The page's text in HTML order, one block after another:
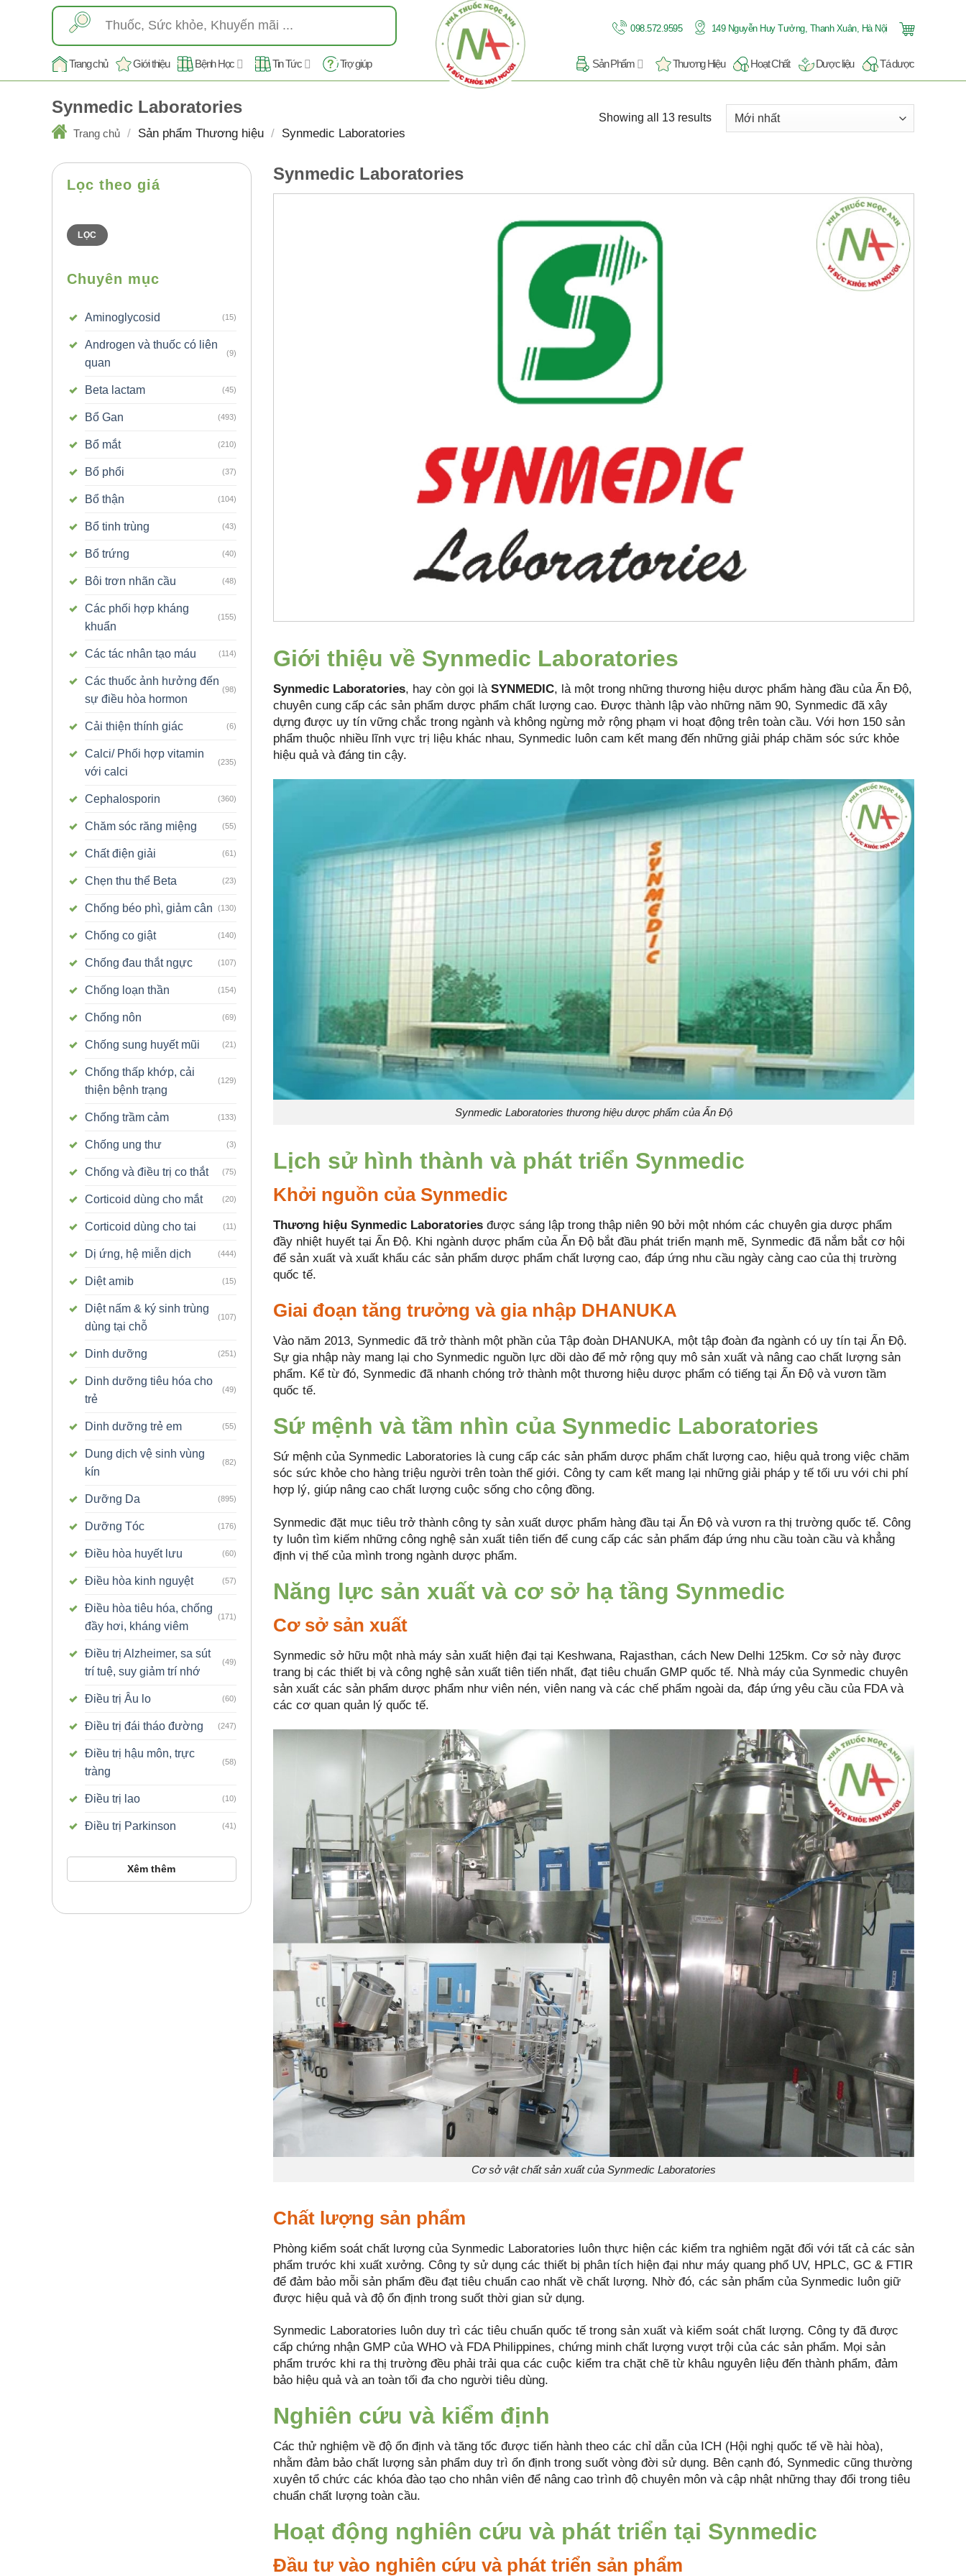
kiếm:
098.572.9595 149 Nguyễn Huy Tưởng, Thanh Xuân, Hà Nội
Trang chủ Giới thiệu Bệnh Học Tin Tức Trợ giúp Sản Phẩm Thương Hiệu Hoạt Chất Dược liệu Tá dược
Synmedic Laboratories
Trang chủ / Sản phẩm Thương hiệu / Synmedic Laboratories
Showing all 13 results
Lọc theo giá
thấp
nhất
cao
nhấtLỌC
Chuyên mục
Aminoglycosid (15)
Androgen và thuốc có liên
quan
(9)
Beta lactam (45)
Bổ Gan (493)
Bổ mắt (210)
Bổ phổi (37)
Bổ thận (104)
Bổ tinh trùng (43)
Bổ trứng (40)
Bôi trơn nhãn cầu (48)
Các phối hợp kháng
khuẩn
(155)
Các tác nhân tạo máu (114)
Các thuốc ảnh hưởng đến
sự điều hòa hormon
(98)
Cải thiện thính giác (6)
Calci/ Phối hợp vitamin
với calci
(235)
Cephalosporin (360)
Chăm sóc răng miệng (55)
Chất điện giải (61)
Chẹn thu thể Beta (23)
Chống béo phì, giảm cân (130)
Chống co giật (140)
Chống đau thắt ngực (107)
Chống loạn thần (154)
Chống nôn (69)
Chống sung huyết mũi (21)
Chống thấp khớp, cải
thiện bệnh trạng
(129)
Chống trầm cảm (133)
Chống ung thư (3)
Chống và điều trị co thắt (75)
Corticoid dùng cho mắt (20)
Corticoid dùng cho tai (11)
Dị ứng, hệ miễn dịch (444)
Diệt amib (15)
Diệt nấm & ký sinh trùng
dùng tại chỗ
(107)
Dinh dưỡng (251)
Dinh dưỡng tiêu hóa cho
trẻ
(49)
Dinh dưỡng trẻ em (55)
Dung dịch vệ sinh vùng
kín
(82)
Dưỡng Da (895)
Dưỡng Tóc (176)
Điều hòa huyết lưu (60)
Điều hòa kinh nguyệt (57)
Điều hòa tiêu hóa, chống
đầy hơi, kháng viêm
(171)
Điều trị Alzheimer, sa sút
trí tuệ, suy giảm trí nhớ
(49)
Điều trị Âu lo (60)
Điều trị đái tháo đường (247)
Điều trị hậu môn, trực
tràng
(58)
Điều trị lao (10)
Điều trị Parkinson (41)
Xêm thêm
Synmedic Laboratories
Giới thiệu về Synmedic Laboratories
Synmedic Laboratories, hay còn gọi là SYNMEDIC, là một trong những thương hiệu dược phẩm hàng đầu của Ấn Độ,
chuyên cung cấp các sản phẩm dược phẩm chất lượng cao. Được thành lập vào những năm 90, Synmedic đã xây
dựng được uy tín vững chắc trong ngành và không ngừng mở rộng phạm vi hoạt động trên toàn cầu. Với hơn 150 sản
phẩm thuộc nhiều lĩnh vực trị liệu khác nhau, Synmedic luôn cam kết mang đến những giải pháp chăm sóc sức khỏe
hiệu quả và đáng tin cậy.
Synmedic Laboratories thương hiệu dược phẩm của Ấn Độ
Lịch sử hình thành và phát triển Synmedic
Khởi nguồn của Synmedic
Thương hiệu Synmedic Laboratoriesđược sáng lập trong thập niên 90 bởi một nhóm các chuyên gia dược phẩm
đầy nhiệt huyết tại Ấn Độ. Khi ngành dược phẩm của Ấn Độ bắt đầu phát triển mạnh mẽ, Synmedic đã nắm bắt cơ hội
để sản xuất và xuất khẩu các sản phẩm dược phẩm chất lượng cao, đáp ứng nhu cầu ngày càng cao của thị trường
quốc tế.
Giai đoạn tăng trưởng và gia nhập DHANUKA
Vào năm 2013, Synmedic đã trở thành một phần của Tập đoàn DHANUKA, một tập đoàn đa ngành có uy tín tại Ấn Độ.
Sự gia nhập này mang lại cho Synmedic nguồn lực dồi dào để mở rộng quy mô sản xuất và nâng cao chất lượng sản
phẩm. Kể từ đó, Synmedic đã nhanh chóng trở thành một thương hiệu dược phẩm có tiếng tại Ấn Độ và vươn tầm
quốc tế.
Sứ mệnh và tầm nhìn của Synmedic Laboratories
Sứ mệnh của Synmedic Laboratories là cung cấp các sản phẩm dược phẩm chất lượng cao, hiệu quả trong việc chăm
sóc sức khỏe cho hàng triệu người trên toàn thế giới. Công ty cam kết mang lại những giải pháp y tế tối ưu với chi phí
hợp lý, giúp nâng cao chất lượng cuộc sống cho cộng đồng.
Synmedic đặt mục tiêu trở thành công ty sản xuất dược phẩm hàng đầu tại Ấn Độ và vươn ra thị trường quốc tế. Công
ty luôn tìm kiếm những công nghệ sản xuất tiên tiến để cung cấp các sản phẩm đáp ứng nhu cầu toàn cầu và khẳng
định vị thế của mình trong ngành dược phẩm.
Năng lực sản xuất và cơ sở hạ tầng Synmedic
Cơ sở sản xuất
Synmedic sở hữu một nhà máy sản xuất hiện đại tại Keshwana, Rajasthan, cách New Delhi 125km. Cơ sở này được
trang bị các thiết bị và công nghệ sản xuất tiên tiến nhất, đạt tiêu chuẩn GMP quốc tế. Nhà máy của Synmedic chuyên
sản xuất các sản phẩm dược phẩm như viên nén, viên nang và các chế phẩm ngoài da, đáp ứng yêu cầu của FDA và
các cơ quan quản lý quốc tế.
Cơ sở vật chất sản xuất của Synmedic Laboratories
Chất lượng sản phẩm
Phòng kiểm soát chất lượng của Synmedic Laboratories luôn thực hiện các kiểm tra nghiêm ngặt đối với tất cả các sản
phẩm trước khi xuất xưởng. Công ty sử dụng các thiết bị phân tích hiện đại như máy quang phổ UV, HPLC, GC & FTIR
để đảm bảo mỗi sản phẩm đều đạt tiêu chuẩn cao nhất về chất lượng. Nhờ đó, các sản phẩm của Synmedic luôn giữ
được hiệu quả và độ ổn định trong suốt thời gian sử dụng.
Synmedic Laboratories luôn duy trì các tiêu chuẩn quốc tế trong sản xuất và kiểm soát chất lượng. Công ty đã được
cấp chứng nhận GMP của WHO và FDA Philippines, chứng minh chất lượng vượt trội của các sản phẩm. Mọi sản
phẩm trước khi ra thị trường đều phải trải qua các cuộc kiểm tra chặt chẽ từ khâu nguyên liệu đến thành phẩm, đảm
bảo hiệu quả và an toàn tối đa cho người tiêu dùng.
Nghiên cứu và kiểm định
Các thử nghiệm về độ ổn định và tăng tốc được tiến hành theo các chỉ dẫn của ICH (Hội nghị quốc tế về hài hòa),
nhằm đảm bảo chất lượng sản phẩm duy trì ổn định trong suốt vòng đời sử dụng. Bên cạnh đó, Synmedic cũng thường
xuyên tổ chức các khóa đào tạo cho nhân viên để nâng cao trình độ chuyên môn và cập nhật những thay đổi trong tiêu
chuẩn chất lượng toàn cầu.
Hoạt động nghiên cứu và phát triển tại Synmedic
Đầu tư vào nghiên cứu và phát triển sản phẩm